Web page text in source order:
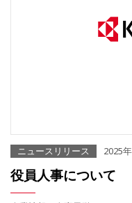
ニュースリリース 2025
役員人事について